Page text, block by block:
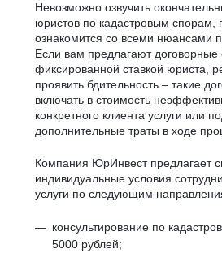
Невозможно озвучить
юристов по кадастровым спорам,
ознакомится со всеми нюансами
Если вам предлагают
фиксированной ставкой юриста,
проявить бдительность – такие
включать в стоимость
конкретного клиента услуги или
дополнительные траты в ходе
Компания ЮрИнвест предлагает
индивидуальные условия
услуги по следующим
консультирование по
5000 рублей;